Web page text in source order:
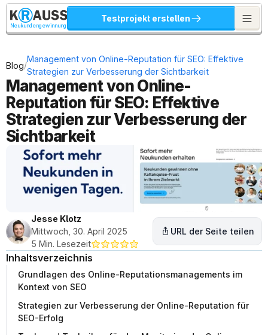
Neukundengewinnung
Testprojekt erstellen
Blog/
Management von Online-Reputation für SEO: Effektive
Strategien zur Verbesserung der Sichtbarkeit
Management von Online-
Reputation für SEO: Effektive
Strategien zur Verbesserung der
Sichtbarkeit
Jesse Klotz
Mittwoch, 30. April 2025
5 Min. Lesezeit
URL der Seite teilen
Inhaltsverzeichnis
Grundlagen des Online-Reputationsmanagements im
Kontext von SEO
Strategien zur Verbesserung der Online-Reputation für
SEO-Erfolg